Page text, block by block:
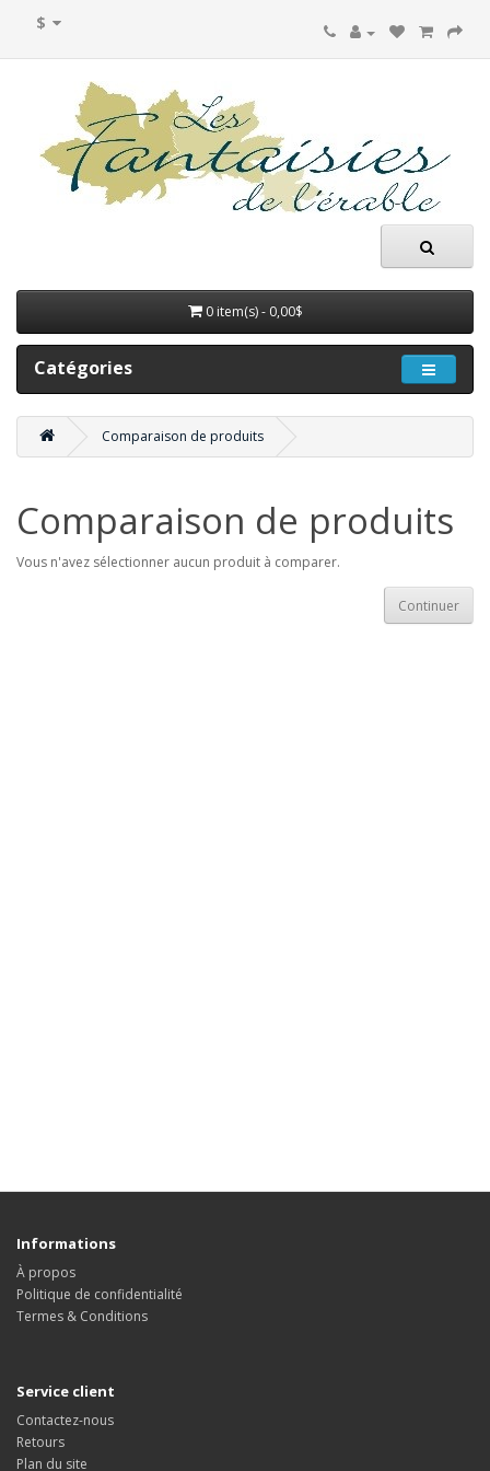
$
0 item(s) - 0,00$
Catégories
Comparaison de produits
Comparaison de produits
Vous n'avez sélectionner aucun produit à comparer.
Continuer
Informations
À propos
Politique de confidentialité
Termes & Conditions
Service client
Contactez-nous
Retours
Plan du site